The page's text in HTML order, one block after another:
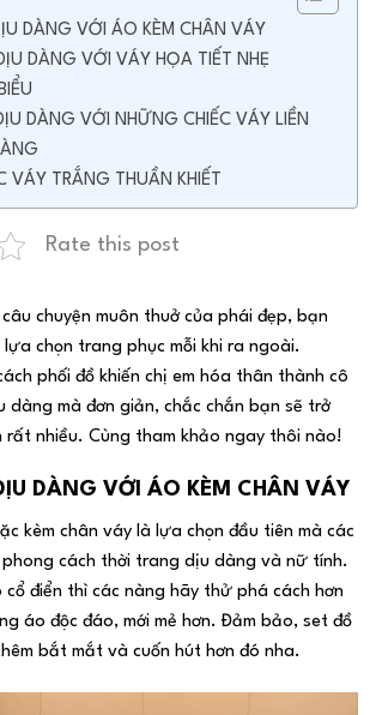
DÀNG VỚI ÁO KÈM CHÂN VÁY
DÀNG VỚI VÁY HỌA TIẾT NHẸ
DÀNG VỚI NHỮNG CHIẾC VÁY LIỀN
VÁY TRẮNG THUẦN KHIẾT
Rate this post
chuyện muôn thuở của phái đẹp, bạn
lựa chọn trang phục mỗi khi ra ngoài.
phối đồ khiến chị em hóa thân thành cô
dàng mà đơn giản, chắc chắn bạn sẽ trở
rất nhiều. Cùng tham khảo ngay thôi nào!
DÀNG VỚI ÁO KÈM CHÂN VÁY
kèm chân váy là lựa chọn đầu tiên mà các
cách thời trang dịu dàng và nữ tính.
cổ điển thì các nàng hãy thử phá cách hơn
áo độc đáo, mới mẻ hơn. Đảm bảo, set đồ
bắt mắt và cuốn hút hơn đó nha.